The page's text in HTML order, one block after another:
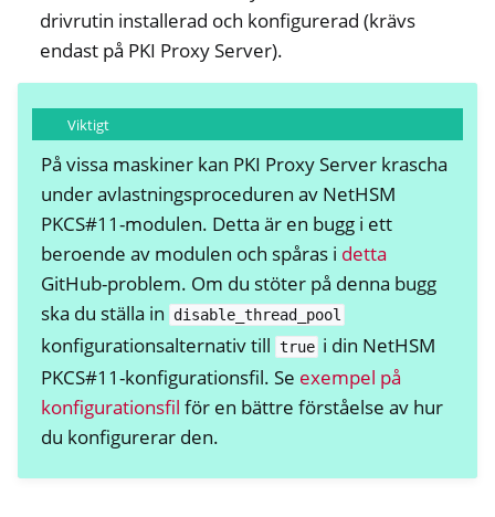
drivrutin installerad och konfigurerad (krävs
endast på PKI Proxy Server).
Viktigt
På vissa maskiner kan PKI Proxy Server krascha
under avlastningsproceduren av NetHSM
PKCS#11-modulen. Detta är en bugg i ett
beroende av modulen och spåras i detta
GitHub-problem. Om du stöter på denna bugg
ska du ställa in disable_thread_pool
konfigurationsalternativ till true i din NetHSM
PKCS#11-konfigurationsfil. Se exempel på
konfigurationsfil för en bättre förståelse av hur
du konfigurerar den.